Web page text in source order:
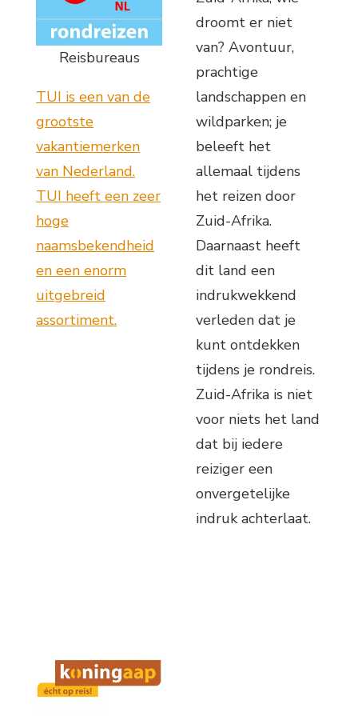
Reisbureaus
TUI is een van de
grootste
vakantiemerken
van Nederland.
TUI heeft een zeer
hoge
naamsbekendheid
en een enorm
uitgebreid
assortiment.
droomt er niet
van? Avontuur,
prachtige
landschappen en
wildparken; je
beleeft het
allemaal tijdens
het reizen door
Zuid-Afrika.
Daarnaast heeft
dit land een
indrukwekkend
verleden dat je
kunt ontdekken
tijdens je rondreis.
Zuid-Afrika is niet
voor niets het land
dat bij iedere
reiziger een
onvergetelijke
indruk achterlaat.